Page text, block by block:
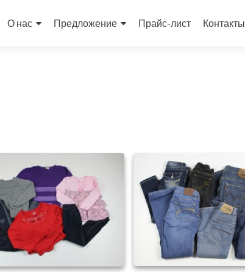
О нас
Предложение Прайс-лист Контакты